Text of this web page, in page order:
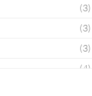
(3)
(3)
(3)
(4)